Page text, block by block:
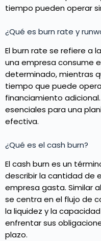
tiempo pueden operar
¿Qué es burn rate y
El burn rate se refiere a
una empresa consume
determinado, mientras
tiempo que puede
financiamiento
esenciales para una
efectiva.
¿Qué es el cash burn?
El cash burn es un
describir la cantidad de
empresa gasta. Similar
se centra en el flujo de
la liquidez y la
enfrentar sus
plazo.